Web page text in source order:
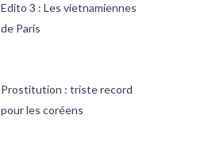
Edito 3 : Les vietnamiennes
de Paris
Prostitution : triste record
pour les coréens